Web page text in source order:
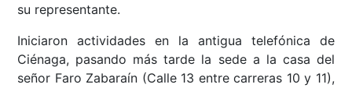
su representante.
Iniciaron actividades en la antigua telefónica de
Ciénaga, pasando más tarde la sede a la casa del
señor Faro Zabaraín (Calle 13 entre carreras 10 y 11),